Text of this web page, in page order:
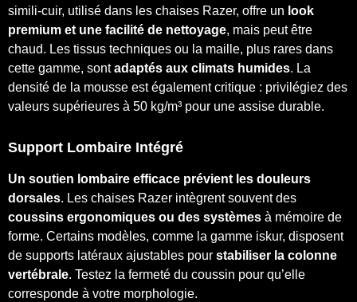
simili-cuir, utilisé dans les chaises Razer, offre un look
premium et une facilité de nettoyage, mais peut être
chaud. Les tissus techniques ou la maille, plus rares dans
cette gamme, sontadaptés aux climats humides. La
densité de la mousse est également critique : privilégiez des
valeurs supérieures à 50 kg/m³ pour une assise durable.
Support Lombaire Intégré
Un soutien lombaire efficace prévient les douleurs
dorsales. Les chaises Razer intègrent souvent des
coussins ergonomiques ou des systèmes à mémoire de
forme. Certains modèles, comme la gamme iskur, disposent
de supports latéraux ajustables pour stabiliser la colonne
vertébrale. Testez la fermeté du coussin pour qu’elle
corresponde à votre morphologie.